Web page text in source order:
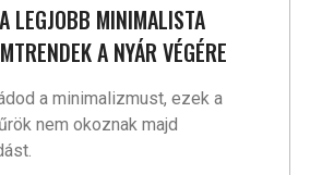
LEGJOBB MINIMALISTA
A NYÁR VÉGÉRE
a minimalizmust, ezek a
nem okoznak majd